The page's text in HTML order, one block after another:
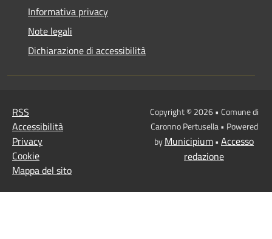
Informativa privacy
Note legali
Dichiarazione di accessibilità
RSS
Accessibilità
Privacy
Cookie
Mappa del sito
Copyright © 2026 • Comune di
Caronno Pertusella • Powered
byMunicipium• Accesso
redazione